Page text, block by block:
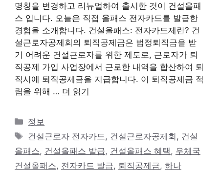
명칭을 변경하고 리뉴얼하여 출시한 것이 건설올패
스 입니다. 오늘은 직접 올패스 전자카드를 발급한
경험을 소개합니다. 건설올패스: 전자카드제란? 건
설근로자공제회의 퇴직공제금은 법정퇴직금을 받
기 어려운 건설근로자를 위한 제도로, 근로자가 퇴
직공제 가입 사업장에서 근로한 내역을 합산하여 퇴
직시에 퇴직공제금을 지급합니다. 이 퇴직공제금 적
립을 위해 … 더 읽기
카
테
리
정보
태
그
건설근로자 전자카드 , 건설근로자공제회 , 건설
올패스, 건설올패스 발급, 건설올패스 혜택 , 우체국
건설올패스, 전자카드 발급, 퇴직공제금, 하나